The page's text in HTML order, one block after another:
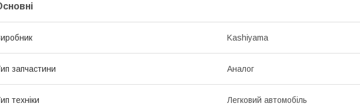
Kashiyama
запчастини Аналог
техніки Легковий автомобіль